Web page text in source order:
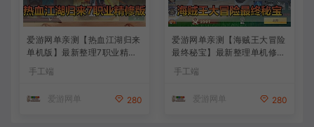
爱游网单亲测【热血江湖归来
单机版】最新整理7职业精修
多项修复 带网页GM物品后台
代金券内购 虚拟机一键端视
手工端
爱游网单 280
爱游网单亲测【海贼王大冒险
最终秘宝】最新整理单机修复
版 带网页GM充值物品后台
回合制抽卡模拟器手游 虚拟
本教学
手工端
爱游网单 280